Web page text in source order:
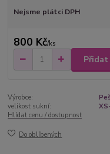
Nejsme plátci DPH
800 Kč/ks
Výrobce:
velikost sukní:
Hlídat cenu / dostupnost
Do oblíbených